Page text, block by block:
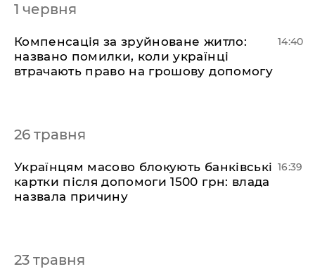
1 червня
​Компенсація за зруйноване житло:
названо помилки, коли українці
втрачають право на грошову допомогу
14:40
26 травня
​Українцям масово блокують банківські
картки після допомоги 1500 грн: влада
назвала причину
16:39
23 травня